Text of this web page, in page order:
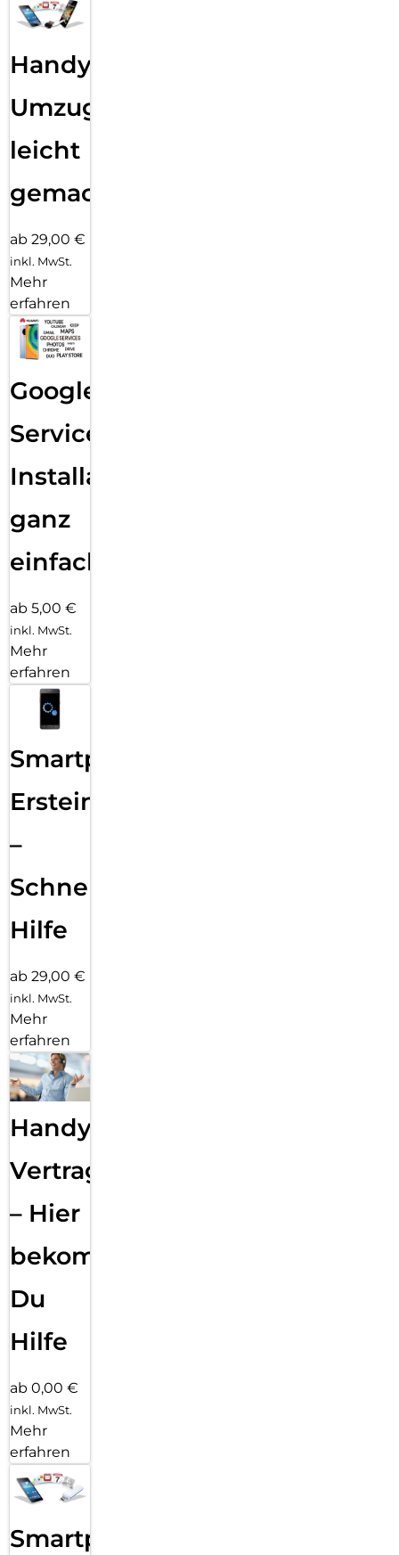
Handy
Umzug
leicht
gemacht!
ab 29,00 €
inkl. MwSt.
Mehr
erfahren
Google
Services
Installation
ganz
einfach
ab 5,00 €
inkl. MwSt.
Mehr
erfahren
Smartphone
Ersteinrichtung
–
Schnelle
Hilfe
ab 29,00 €
inkl. MwSt.
Mehr
erfahren
Handy
Vertragsabwicklung
– Hier
bekommst
Du
Hilfe
ab 0,00 €
inkl. MwSt.
Mehr
erfahren
Smartphone